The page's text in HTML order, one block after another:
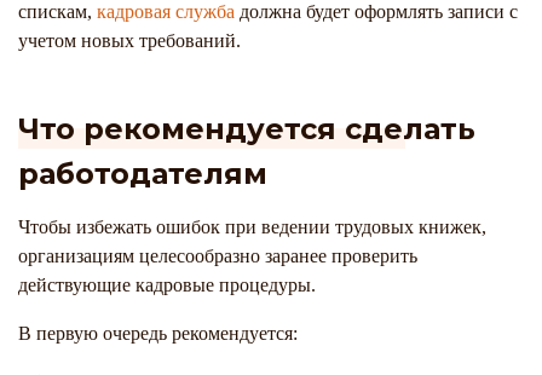
спискам, кадровая служба должна будет оформлять записи с
учетом новых требований.
Что рекомендуется сделать
работодателям
Чтобы избежать ошибок при ведении трудовых книжек,
организациям целесообразно заранее проверить
действующие кадровые процедуры.
В первую очередь рекомендуется: